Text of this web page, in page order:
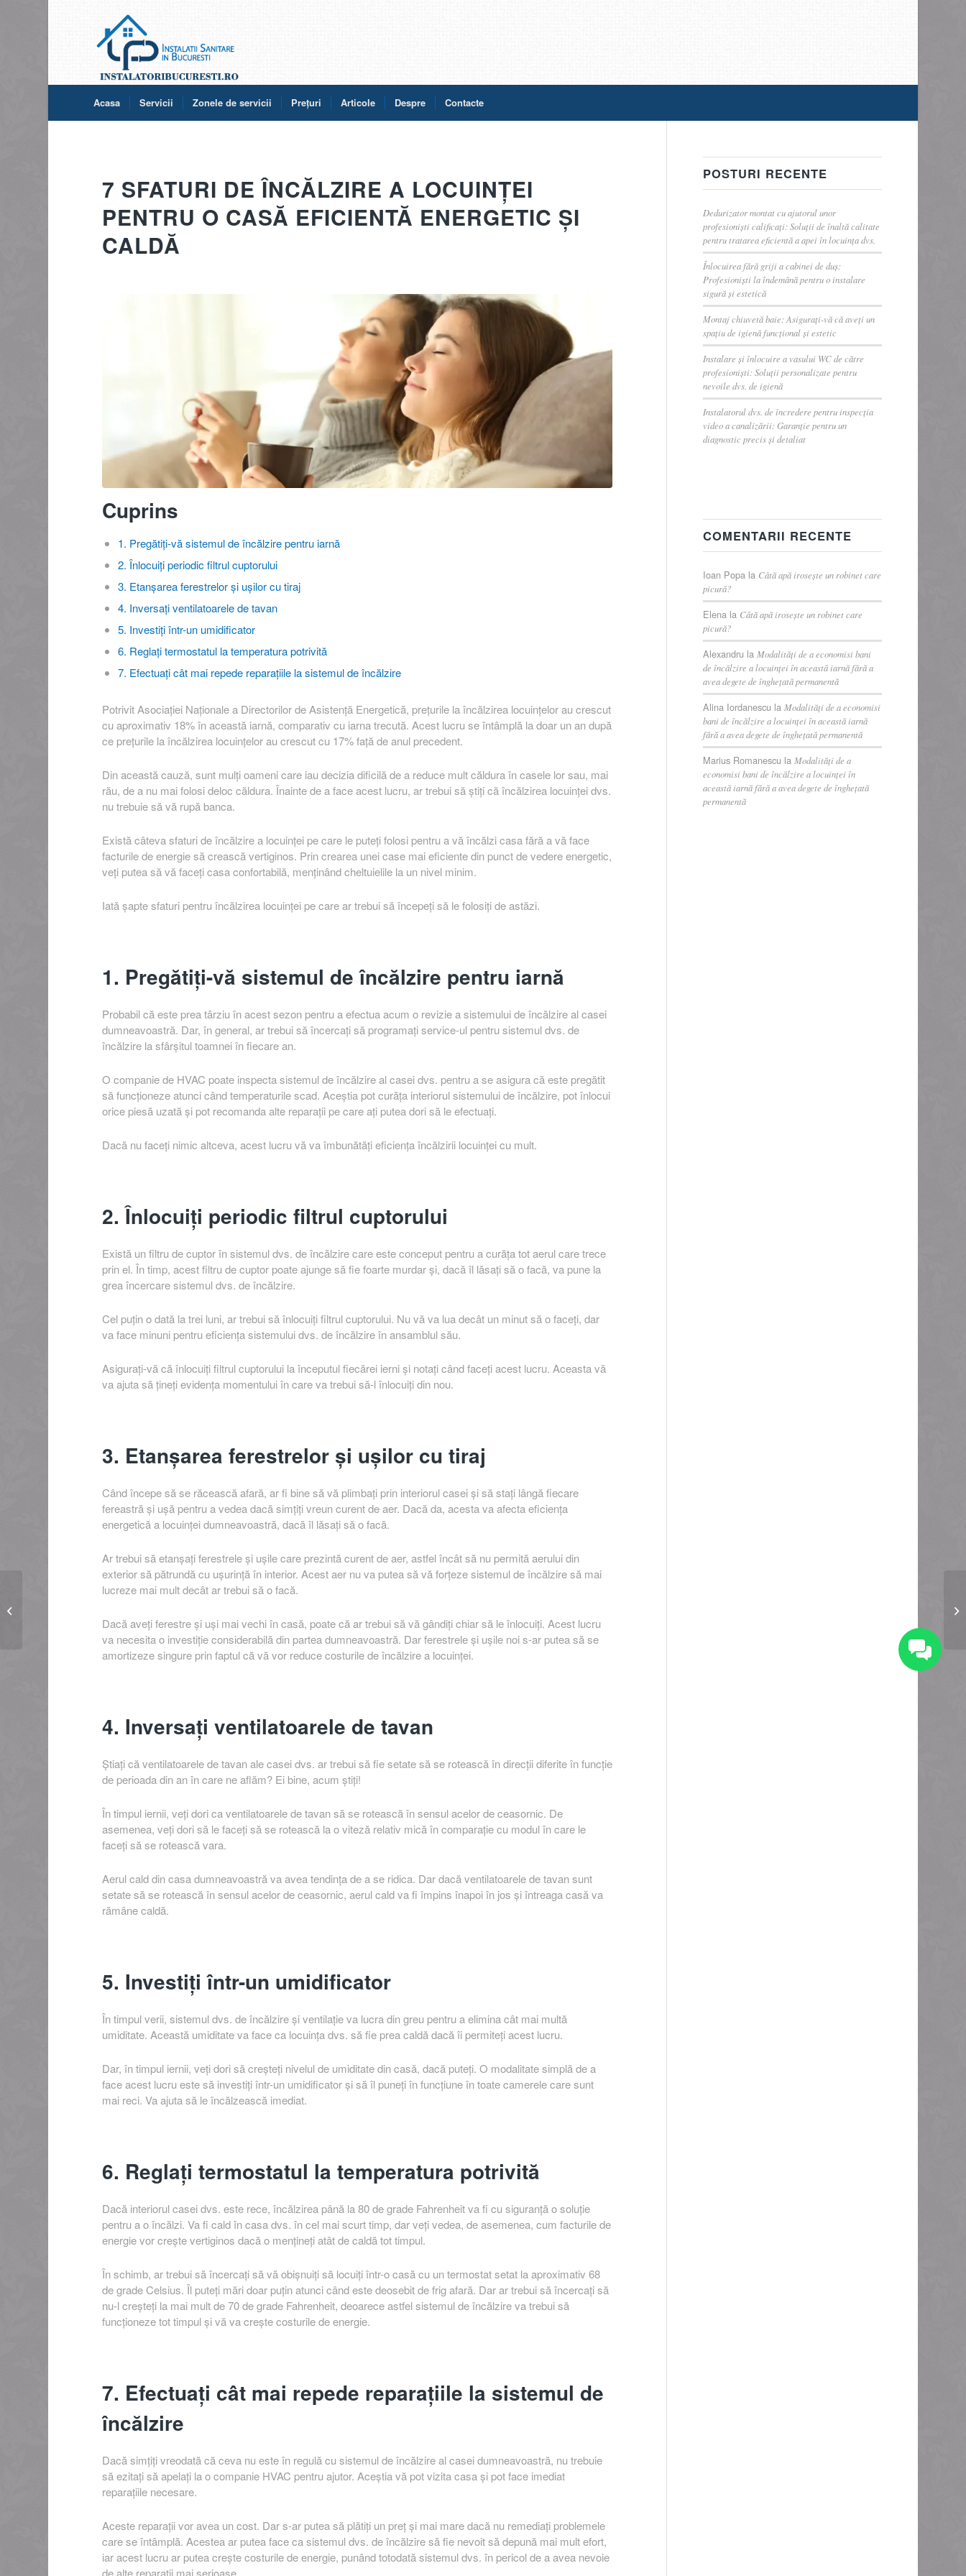
Acasa Servicii Zonele de servicii Prețuri Articole Despre Contacte
7 SFATURI DE ÎNCĂLZIRE A LOCUINȚEI
PENTRU O CASĂ EFICIENTĂ ENERGETIC ȘI
CALDĂ
Cuprins
1. Pregătiți-vă sistemul de încălzire pentru iarnă
2. Înlocuiți periodic filtrul cuptorului
3. Etanșarea ferestrelor și ușilor cu tiraj
4. Inversați ventilatoarele de tavan
5. Investiți într-un umidificator
6. Reglați termostatul la temperatura potrivită
7. Efectuați cât mai repede reparațiile la sistemul de încălzire
Potrivit Asociației Naționale a Directorilor de Asistență Energetică, prețurile la încălzirea locuințelor au crescut
cu aproximativ 18% în această iarnă, comparativ cu iarna trecută. Acest lucru se întâmplă la doar un an după
ce prețurile la încălzirea locuințelor au crescut cu 17% față de anul precedent.
Din această cauză, sunt mulți oameni care iau decizia dificilă de a reduce mult căldura în casele lor sau, mai
rău, de a nu mai folosi deloc căldura. Înainte de a face acest lucru, ar trebui să știți că încălzirea locuinței dvs.
nu trebuie să vă rupă banca.
Există câteva sfaturi de încălzire a locuinței pe care le puteți folosi pentru a vă încălzi casa fără a vă face
facturile de energie să crească vertiginos. Prin crearea unei case mai eficiente din punct de vedere energetic,
veți putea să vă faceți casa confortabilă, menținând cheltuielile la un nivel minim.
Iată șapte sfaturi pentru încălzirea locuinței pe care ar trebui să începeți să le folosiți de astăzi.
1. Pregătiți-vă sistemul de încălzire pentru iarnă
Probabil că este prea târziu în acest sezon pentru a efectua acum o revizie a sistemului de încălzire al casei
dumneavoastră. Dar, în general, ar trebui să încercați să programați service-ul pentru sistemul dvs. de
încălzire la sfârșitul toamnei în fiecare an.
O companie de HVAC poate inspecta sistemul de încălzire al casei dvs. pentru a se asigura că este pregătit
să funcționeze atunci când temperaturile scad. Aceștia pot curăța interiorul sistemului de încălzire, pot înlocui
orice piesă uzată și pot recomanda alte reparații pe care ați putea dori să le efectuați.
Dacă nu faceți nimic altceva, acest lucru vă va îmbunătăți eficiența încălzirii locuinței cu mult.
2. Înlocuiți periodic filtrul cuptorului
Există un filtru de cuptor în sistemul dvs. de încălzire care este conceput pentru a curăța tot aerul care trece
prin el. În timp, acest filtru de cuptor poate ajunge să fie foarte murdar și, dacă îl lăsați să o facă, va pune la
grea încercare sistemul dvs. de încălzire.
Cel puțin o dată la trei luni, ar trebui să înlocuiți filtrul cuptorului. Nu vă va lua decât un minut să o faceți, dar
va face minuni pentru eficiența sistemului dvs. de încălzire în ansamblul său.
Asigurați-vă că înlocuiți filtrul cuptorului la începutul fiecărei ierni și notați când faceți acest lucru. Aceasta vă
va ajuta să țineți evidența momentului în care va trebui să-l înlocuiți din nou.
3. Etanșarea ferestrelor și ușilor cu tiraj
Când începe să se răcească afară, ar fi bine să vă plimbați prin interiorul casei și să stați lângă fiecare
fereastră și ușă pentru a vedea dacă simțiți vreun curent de aer. Dacă da, acesta va afecta eficiența
energetică a locuinței dumneavoastră, dacă îl lăsați să o facă.
Ar trebui să etanșați ferestrele și ușile care prezintă curent de aer, astfel încât să nu permită aerului din
exterior să pătrundă cu ușurință în interior. Acest aer nu va putea să vă forțeze sistemul de încălzire să mai
lucreze mai mult decât ar trebui să o facă.
Dacă aveți ferestre și uși mai vechi în casă, poate că ar trebui să vă gândiți chiar să le înlocuiți. Acest lucru
va necesita o investiție considerabilă din partea dumneavoastră. Dar ferestrele și ușile noi s-ar putea să se
amortizeze singure prin faptul că vă vor reduce costurile de încălzire a locuinței.
4. Inversați ventilatoarele de tavan
Știați că ventilatoarele de tavan ale casei dvs. ar trebui să fie setate să se rotească în direcții diferite în funcție
de perioada din an în care ne aflăm? Ei bine, acum știți!
În timpul iernii, veți dori ca ventilatoarele de tavan să se rotească în sensul acelor de ceasornic. De
asemenea, veți dori să le faceți să se rotească la o viteză relativ mică în comparație cu modul în care le
faceți să se rotească vara.
Aerul cald din casa dumneavoastră va avea tendința de a se ridica. Dar dacă ventilatoarele de tavan sunt
setate să se rotească în sensul acelor de ceasornic, aerul cald va fi împins înapoi în jos și întreaga casă va
rămâne caldă.
5. Investiți într-un umidificator
În timpul verii, sistemul dvs. de încălzire și ventilație va lucra din greu pentru a elimina cât mai multă
umiditate. Această umiditate va face ca locuința dvs. să fie prea caldă dacă îi permiteți acest lucru.
Dar, în timpul iernii, veți dori să creșteți nivelul de umiditate din casă, dacă puteți. O modalitate simplă de a
face acest lucru este să investiți într-un umidificator și să îl puneți în funcțiune în toate camerele care sunt
mai reci. Va ajuta să le încălzească imediat.
6. Reglați termostatul la temperatura potrivită
Dacă interiorul casei dvs. este rece, încălzirea până la 80 de grade Fahrenheit va fi cu siguranță o soluție
pentru a o încălzi. Va fi cald în casa dvs. în cel mai scurt timp, dar veți vedea, de asemenea, cum facturile de
energie vor crește vertiginos dacă o mențineți atât de caldă tot timpul.
În schimb, ar trebui să încercați să vă obișnuiți să locuiți într-o casă cu un termostat setat la aproximativ 68
de grade Celsius. Îl puteți mări doar puțin atunci când este deosebit de frig afară. Dar ar trebui să încercați să
nu-l creșteți la mai mult de 70 de grade Fahrenheit, deoarece astfel sistemul de încălzire va trebui să
funcționeze tot timpul și vă va crește costurile de energie.
7. Efectuați cât mai repede reparațiile la sistemul de
încălzire
Dacă simțiți vreodată că ceva nu este în regulă cu sistemul de încălzire al casei dumneavoastră, nu trebuie
să ezitați să apelați la o companie HVAC pentru ajutor. Aceștia vă pot vizita casa și pot face imediat
reparațiile necesare.
Aceste reparații vor avea un cost. Dar s-ar putea să plătiți un preț și mai mare dacă nu remediați problemele
care se întâmplă. Acestea ar putea face ca sistemul dvs. de încălzire să fie nevoit să depună mai mult efort,
iar acest lucru ar putea crește costurile de energie, punând totodată sistemul dvs. în pericol de a avea nevoie
de alte reparații mai serioase.
POSTURI RECENTE
Dedurizator montat cu ajutorul unor
profesioniști calificați: Soluții de înaltă calitate
pentru tratarea eficientă a apei în locuința dvs.
Înlocuirea fără griji a cabinei de duș:
Profesioniști la îndemână pentru o instalare
sigură și estetică
Montaj chiuvetă baie: Asigurați-vă că aveți un
spațiu de igienă funcțional și estetic
Instalare și înlocuire a vasului WC de către
profesioniști: Soluții personalizate pentru
nevoile dvs. de igienă
Instalatorul dvs. de încredere pentru inspecția
video a canalizării: Garanție pentru un
diagnostic precis și detaliat
COMENTARII RECENTE
Ioan Popa la Câtă apă irosește un robinet care
picură?
Elena la Câtă apă irosește un robinet care
picură?
Alexandru laModalități de a economisi bani
de încălzire a locuinței în această iarnă fără a
avea degete de înghețată permanentă
Alina Iordanescu laModalități de a economisi
bani de încălzire a locuinței în această iarnă
fără a avea degete de înghețată permanentă
Marius Romanescu laModalități de a
economisi bani de încălzire a locuinței în
această iarnă fără a avea degete de înghețată
permanentă
robinet care picură?